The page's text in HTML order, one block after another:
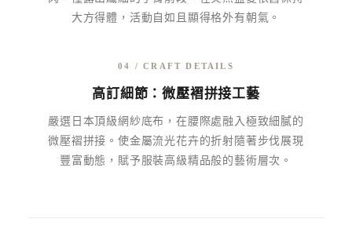
大方得體，活動自如且顯得格外有朝氣。
04 / CRAFT DETAILS
高訂細節：微壓褶拼接工藝
嚴選日本頂級網紗底布，在腰際處融入極致細膩的
微壓褶拼接。使金屬流光花卉的折射隨著步伐展現
豐富動態，賦予服裝高級精品般的藝術層次。